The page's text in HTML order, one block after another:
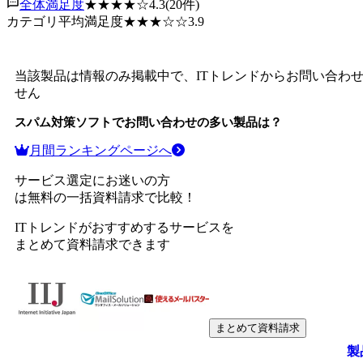
全体満足度★★★★☆4.3(20件)
カテゴリ平均満足度★★★☆☆3.9
当該製品は情報のみ掲載中で、ITトレンドからお問い合わ
せん
スパム対策ソフトでお問い合わせの多い製品は？
月間ランキングページへ
サービス選定にお迷いの方
は無料の一括資料請求で比較！
ITトレンドがおすすめするサービスを
まとめて資料請求できます
まとめて資料請求
製